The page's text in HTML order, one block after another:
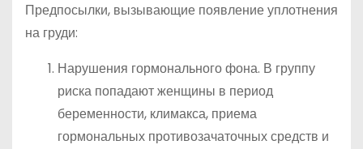
Предпосылки, вызывающие появление уплотнения
на груди:
Нарушения гормонального фона. В группу
риска попадают женщины в период
беременности, климакса, приема
гормональных противозачаточных средств и